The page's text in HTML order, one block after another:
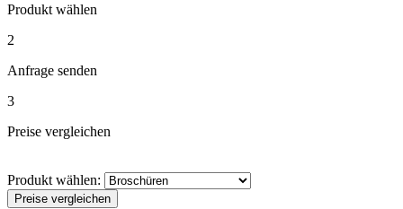
Produkt wählen
2
Anfrage senden
3
Preise vergleichen
Produkt wählen:
Preise vergleichen